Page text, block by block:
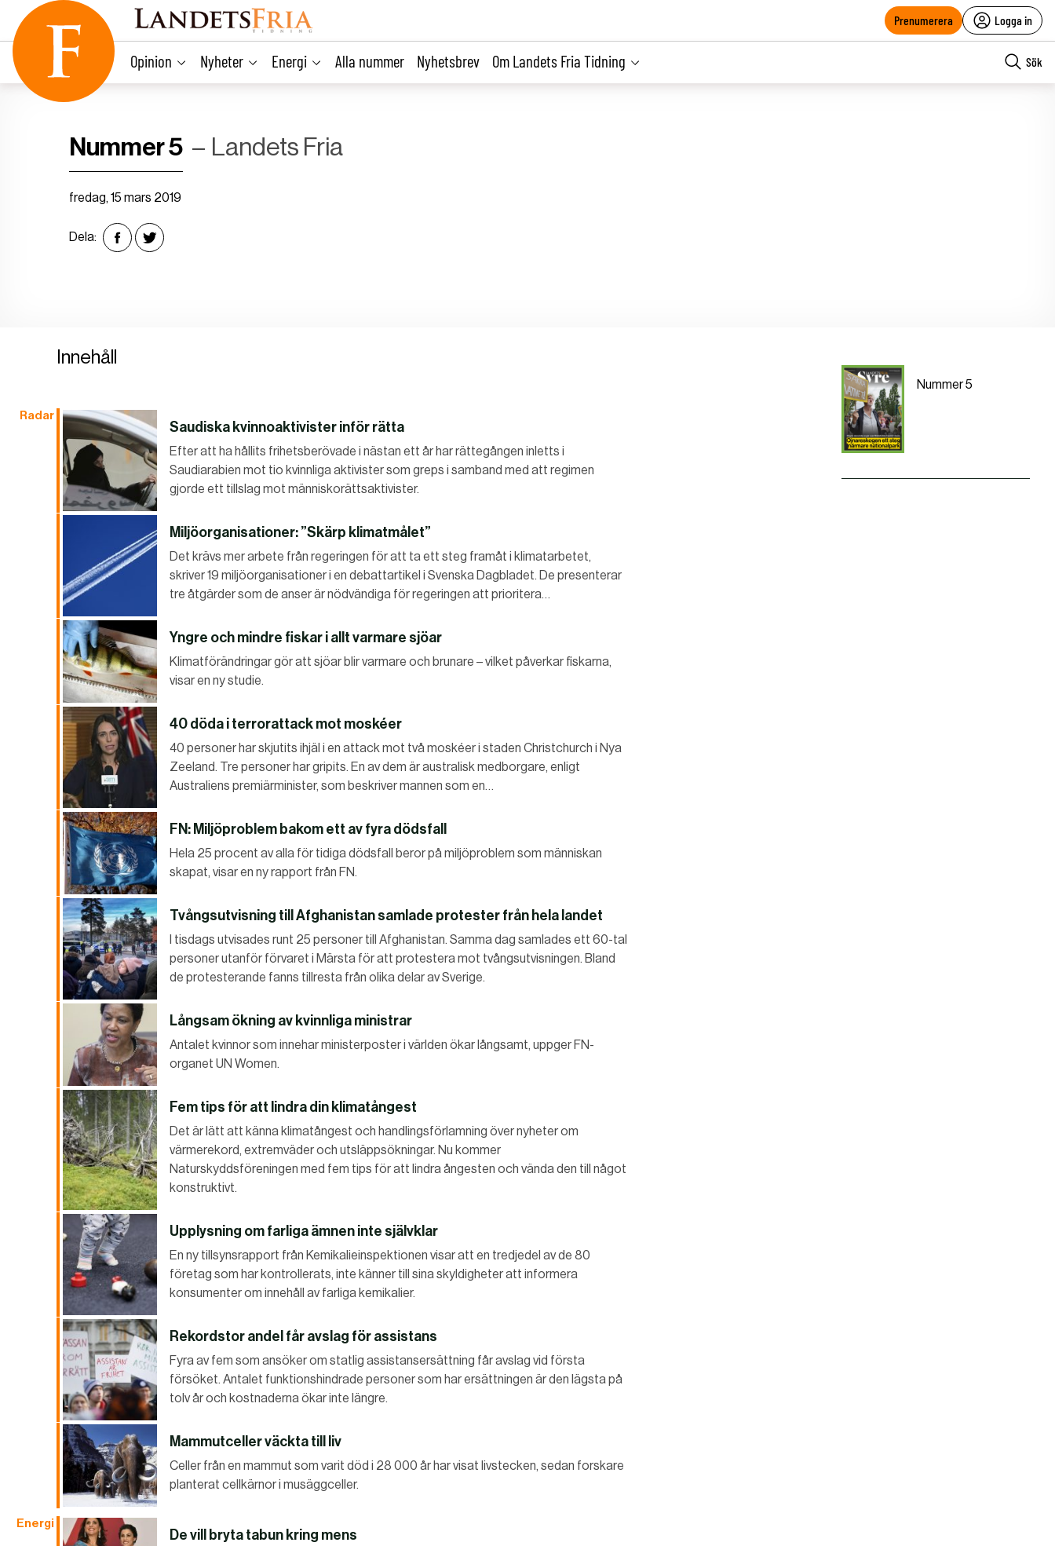
content
Prenumerera Logga in
Opinion Nyheter Energi Alla nummer Nyhetsbrev Om Landets Fria Tidning Sök
Nummer 5 Landets Fria
fredag, 15 mars 2019
Dela:
Nummer 5
Innehåll
Radar
Saudiska kvinnoaktivister inför rätta
Efter att ha hållits frihetsberövade i nästan ett år har rättegången inletts i
Saudiarabien mot tio kvinnliga aktivister som greps i samband med att regimen
gjorde ett tillslag mot människorättsaktivister.
Miljöorganisationer: ”Skärp klimatmålet”
Det krävs mer arbete från regeringen för att ta ett steg framåt i klimatarbetet,
skriver 19 miljöorganisationer i en debattartikel i Svenska Dagbladet. De presenterar
tre åtgärder som de anser är nödvändiga för regeringen att prioritera…
Yngre och mindre fiskar i allt varmare sjöar
Klimatförändringar gör att sjöar blir varmare och brunare – vilket påverkar fiskarna,
visar en ny studie.
40 döda i terrorattack mot moskéer
40 personer har skjutits ihjäl i en attack mot två moskéer i staden Christchurch i Nya
Zeeland. Tre personer har gripits. En av dem är australisk medborgare, enligt
Australiens premiärminister, som beskriver mannen som en…
FN: Miljöproblem bakom ett av fyra dödsfall
Hela 25 procent av alla för tidiga dödsfall beror på miljöproblem som människan
skapat, visar en ny rapport från FN.
Tvångsutvisning till Afghanistan samlade protester från hela landet
I tisdags utvisades runt 25 personer till Afghanistan. Samma dag samlades ett 60-tal
personer utanför förvaret i Märsta för att protestera mot tvångsutvisningen. Bland
de protesterande fanns tillresta från olika delar av Sverige.
Långsam ökning av kvinnliga ministrar
Antalet kvinnor som innehar ministerposter i världen ökar långsamt, uppger FN-
organet UN Women.
Fem tips för att lindra din klimatångest
Det är lätt att känna klimatångest och handlingsförlamning över nyheter om
värmerekord, extremväder och utsläppsökningar. Nu kommer
Naturskyddsföreningen med fem tips för att lindra ångesten och vända den till något
konstruktivt.
Upplysning om farliga ämnen inte självklar
En ny tillsynsrapport från Kemikalieinspektionen visar att en tredjedel av de 80
företag som har kontrollerats, inte känner till sina skyldigheter att informera
konsumenter om innehåll av farliga kemikalier.
Rekordstor andel får avslag för assistans
Fyra av fem som ansöker om statlig assistansersättning får avslag vid första
försöket. Antalet funktionshindrade personer som har ersättningen är den lägsta på
tolv år och kostnaderna ökar inte längre.
Mammutceller väckta till liv
Celler från en mammut som varit död i 28 000 år har visat livstecken, sedan forskare
planterat cellkärnor i musäggceller.
Energi
De vill bryta tabun kring mens